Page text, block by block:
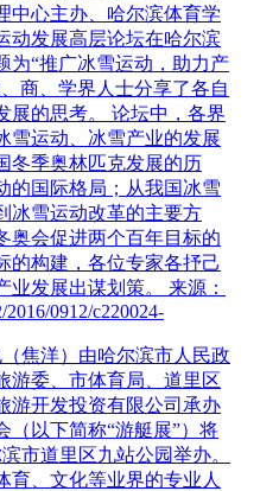
中心主办、哈尔滨体育学
动发展高层论坛在哈尔滨
为“推广冰雪运动，助力产
商、学界人士分享了各自
展的思考。 论坛中，各界
雪运动、冰雪产业的发展
冬季奥林匹克发展的历
的国际格局；从我国冰雪
冰雪运动改革的主要方
奥会促进两个百年目标的
的构建，各位专家各抒己
业发展出谋划策。 来源：
2016/0912/c220024-
焦洋）由哈尔滨市人民政
游委、市体育局、道里区
游开发投资有限公司承办
（以下简称“游艇展”）将
市道里区九站公园举办。
育、文化等业界的专业人